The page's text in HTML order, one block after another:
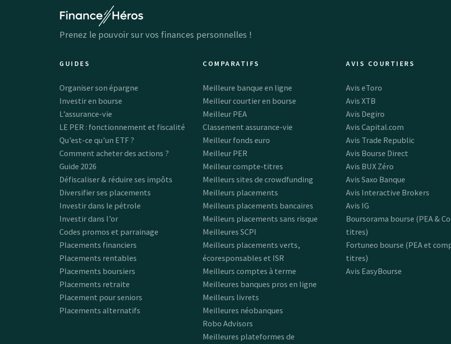
Prenez le pouvoir sur vos finances personnelles !
GUIDES
Organiser son épargne
Investir en bourse
L’assurance-vie
LE PER : fonctionnement et fiscalité
Qu’est-ce qu’un ETF ?
Comment acheter des actions ?
Guide 2026
Défiscaliser & réduire ses impôts
Diversifier ses placements
Investir dans le pétrole
Investir dans l’or
Codes promos et parrainage
Placements financiers
Placements rentables
Placements boursiers
Placements retraite
Placement pour seniors
Placements alternatifs
COMPARATIFS
Meilleure banque en ligne
Meilleur courtier en bourse
Meilleur PEA
Classement assurance-vie
Meilleur fonds euro
Meilleur PER
Meilleur compte-titres
Meilleurs sites de crowdfunding
Meilleurs placements
Meilleurs placements bancaires
Meilleurs placements sans risque
Meilleures SCPI
Meilleurs placements verts,
écoresponsables et ISR
Meilleurs comptes à terme
Meilleures banques pros en ligne
Meilleurs livrets
Meilleures néobanques
Robo Advisors
Meilleures plateformes de
AVIS COURTIERS
Avis eToro
Avis XTB
Avis Degiro
Avis Capital.com
Avis Trade Republic
Avis Bourse Direct
Avis BUX Zéro
Avis Saxo Banque
Avis Interactive Brokers
Avis IG
Boursorama bourse (PEA &
titres)
Fortuneo bourse (PEA et
titres)
Avis EasyBourse